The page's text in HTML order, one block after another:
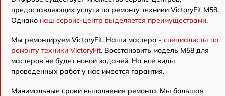
предоставляющих услуги по ремонту техники VictoryFit M58.
Однако наш сервис-центр выделяется преимуществами.
Мы ремонтируем VictoryFit. Наши мастера - специалисты по
ремонту техники VictoryFit. Восстановить модель M58 для
мастеров не будет новой задачей. На все виды
проведенных работ у нас имеется гарантия.
Минимальные сроки выполнения ремонта. Мы большая